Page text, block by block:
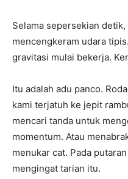
Selama sepersekian
mencengkeram udara
gravitasi mulai bekerja.
Itu adalah adu panco.
kami terjatuh ke jepit
mencari tanda untuk
momentum. Atau
menukar cat. Pada
mengingat tarian itu.